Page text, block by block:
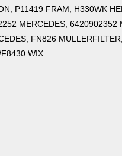
P11419 FRAM, H330WK
MERCEDES,
FN826
WIX